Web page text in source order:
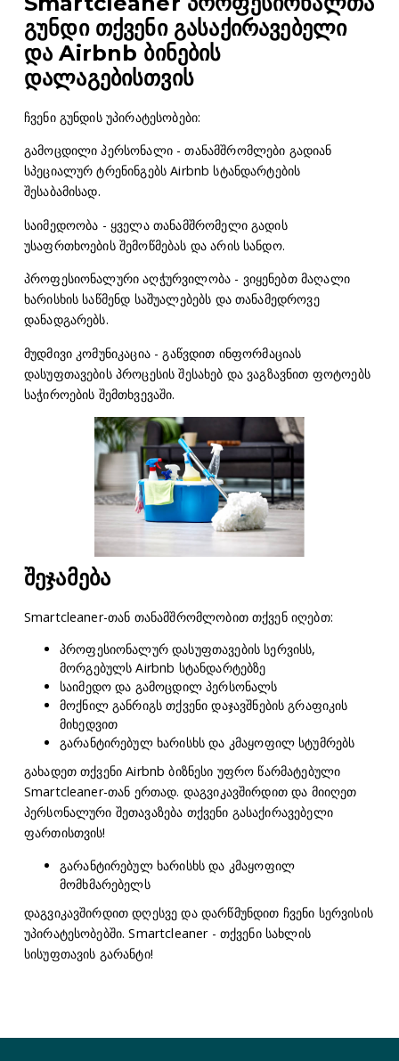
გუნდი თქვენი გასაქირავებელი
და Airbnb ბინების
დალაგებისთვის
ჩვენი გუნდის უპირატესობები:
გამოცდილი პერსონალი - თანამშრომლები გადიან
სპეციალურ ტრენინგებს Airbnb სტანდარტების
შესაბამისად.
საიმედოობა - ყველა თანამშრომელი გადის
უსაფრთხოების შემოწმებას და არის სანდო.
პროფესიონალური აღჭურვილობა - ვიყენებთ მაღალი
ხარისხის საწმენდ საშუალებებს და თანამედროვე
დანადგარებს.
მუდმივი კომუნიკაცია - გაწვდით ინფორმაციას
დასუფთავების პროცესის შესახებ და ვაგზავნით ფოტოებს
საჭიროების შემთხვევაში.
შეჯამება
Smartcleaner-თან თანამშრომლობით თქვენ იღებთ:
პროფესიონალურ დასუფთავების სერვისს,
მორგებულს Airbnb სტანდარტებზე
საიმედო და გამოცდილ პერსონალს
მოქნილ განრიგს თქვენი დაჯავშნების გრაფიკის
მიხედვით
გარანტირებულ ხარისხს და კმაყოფილ სტუმრებს
გახადეთ თქვენი Airbnb ბიზნესი უფრო წარმატებული
Smartcleaner-თან ერთად. დაგვიკავშირდით და მიიღეთ
პერსონალური შეთავაზება თქვენი გასაქირავებელი
ფართისთვის!
გარანტირებულ ხარისხს და კმაყოფილ
მომხმარებელს
დაგვიკავშირდით დღესვე და დარწმუნდით ჩვენი სერვისის
უპირატესობებში. Smartcleaner - თქვენი სახლის
სისუფთავის გარანტი!